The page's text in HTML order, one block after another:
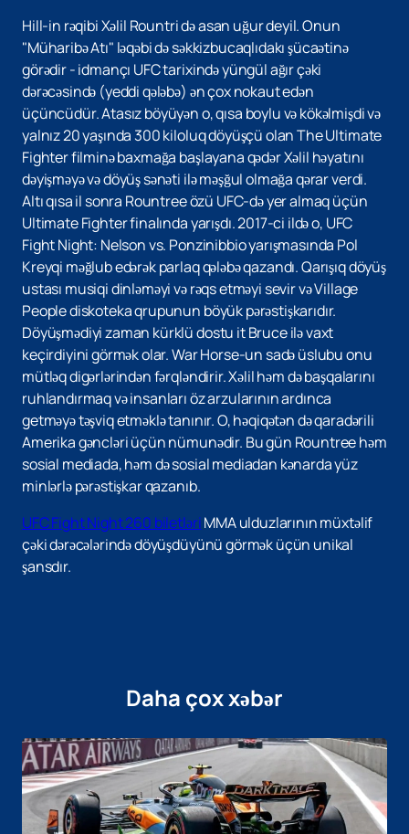
Hill-in rəqibi Xəlil Rountri də asan uğur deyil. Onun
"Müharibə Atı" ləqəbi də səkkizbucaqlıdakı şücaətinə
görədir - idmançı UFC tarixində yüngül ağır çəki
dərəcəsində (yeddi qələbə) ən çox nokaut edən
üçüncüdür. Atasız böyüyən o, qısa boylu və kökəlmişdi və
yalnız 20 yaşında 300 kiloluq döyüşçü olan The Ultimate
Fighter filminə baxmağa başlayana qədər Xəlil həyatını
dəyişməyə və döyüş sənəti ilə məşğul olmağa qərar verdi.
Altı qısa il sonra Rountree özü UFC-də yer almaq üçün
Ultimate Fighter finalında yarışdı. 2017-ci ildə o, UFC
Fight Night: Nelson vs. Ponzinibbio yarışmasında Pol
Kreyqi məğlub edərək parlaq qələbə qazandı. Qarışıq döyüş
ustası musiqi dinləməyi və rəqs etməyi sevir və Village
People diskoteka qrupunun böyük pərəstişkarıdır.
Döyüşmədiyi zaman kürklü dostu it Bruce ilə vaxt
keçirdiyini görmək olar. War Horse-un sadə üslubu onu
mütləq digərlərindən fərqləndirir. Xəlil həm də başqalarını
ruhlandırmaq və insanları öz arzularının ardınca
getməyə təşviq etməklə tanınır. O, həqiqətən də qaradərili
Amerika gəncləri üçün nümunədir. Bu gün Rountree həm
sosial mediada, həm də sosial mediadan kənarda yüz
minlərlə pərəstişkar qazanıb.
UFC Fight Night 260 biletləriMMA ulduzlarının müxtəlif
çəki dərəcələrində döyüşdüyünü görmək üçün unikal
şansdır.
Daha çox xəbər